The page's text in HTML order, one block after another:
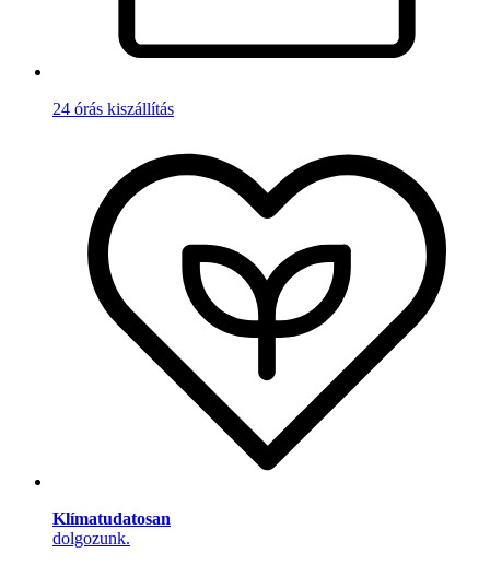
24 órás kiszállítás
Klímatudatosan
dolgozunk.